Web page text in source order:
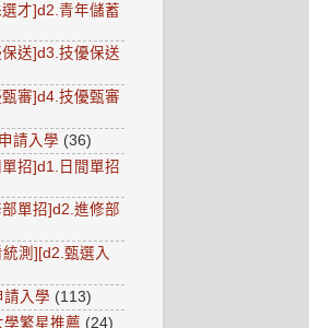
才]d2.青年儲蓄
送]d3.技優保送
審]d4.技優甄審
請入學 (36)
招]d1.日間單招
單招]d2.進修部
測][d2.甄選入
請入學 (113)
繁星推薦 (24)